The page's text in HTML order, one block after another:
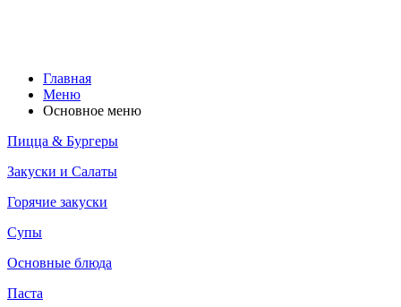
Главная
Меню
Основное меню
Пицца & Бургеры
Закуски и Салаты
Горячие закуски
Супы
Основные блюда
Паста